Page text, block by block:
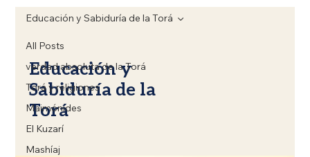
All Posts
verdad absoluta de la Torá
Torá y religiones
Maimónides
El Kuzarí
Mashíaj
Educación y Sabiduría de la Torá
Educación y
Sabiduría de la
Torá